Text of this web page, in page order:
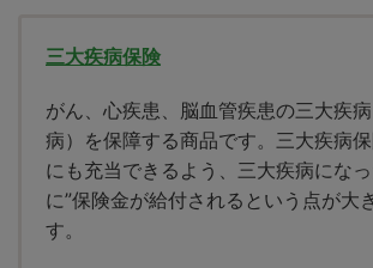
三大疾病保険
がん、心疾患、脳血管疾患の三大疾
病）を保障する商品です。三大疾病
にも充当できるよう、三大疾病にな
に”保険金が給付されるという点が大
す。